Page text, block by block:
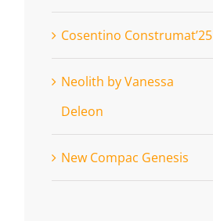
Cosentino Construmat’25
Neolith by Vanessa
Deleon
New Compac Genesis